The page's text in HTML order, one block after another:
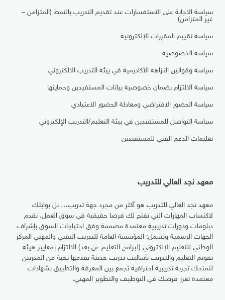
سياسة الاجابة على الاستفسارات عند تقديم التدريب بالنمط (المتزامن –
غير المتزامن)
سياسة تقييم المقررات الإلكترونية
سياسة الخصوصية
سياسة وقوانين النزاهة الأكاديمية في بيئة التدريب الالكتروني
سياسة الالتزام بضمان خصوصية بيانات المستفيدين وحمايتها
سياسة الحضور الافتراضي ومعادلة الحضور الاعتيادي
سياسة التواصل للمستفيدين في بيئة التعليم/التدريب الإلكتروني
تعليمات الدعم الفني للمستفيدين
معهد نجد العالي للتدريب
معهد نجد العالي للتدريب هو أكثر من مجرد جهة تدريب… بل بوابتك
لاكتساب المهارات التي تفتح لك فرصا حقيقية في سوق العمل. نقدم
دبلومات ودورات تدريبية معتمدة مصممة وفق احتياجات السوق بإشراف
الجهات الرسمية وتشمل: المؤسسة العامة للتدريب التقني والمهني المركز
الوطني للتعليم الإلكتروني (لبرامج التعليم عن بعد) الالتزام بمعايير هيئة
تقويم التعليم والتدريب بأساليب تدريب حديثة يقدمها نخبة من المدربين
لنمنحك تجربة تدريبية احترافية تجمع بين المعرفة والتطبيق بشهادات
معتمدة تعزز فرصك في التوظيف والتطوير المهني.